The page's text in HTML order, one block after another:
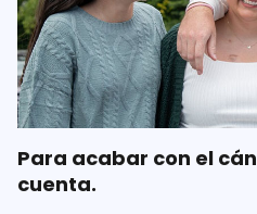
Para acabar con el
cuenta.